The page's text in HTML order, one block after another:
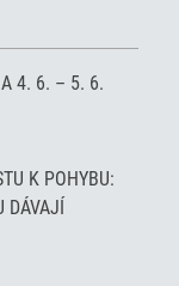
A 4. 6. – 5. 6.
K POHYBU:
DÁVAJÍ